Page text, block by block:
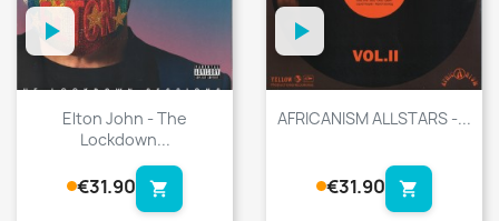
Elton John - The
Lockdown...
€31.90 shopping_cart
AFRICANISM ALLSTARS -...
€31.90 shopping_cart